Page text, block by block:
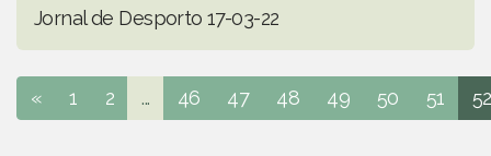
Jornal de Desporto 17-03-22
« 1 2 ... 46 47 48 49 50 51 52